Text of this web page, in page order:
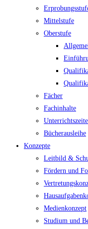
Mittelstufe
Oberstufe
Fächer
Fachinhalte
Bücherausleihe
Konzepte
Leitbild &
Fördern und
Medienkonzept
Studium und